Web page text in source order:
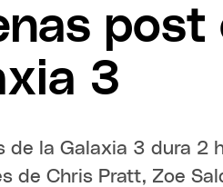
post
3
de la Galaxia 3 dura 2
de Chris Pratt, Zoe